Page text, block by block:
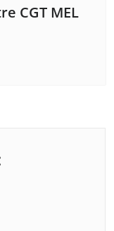
CGT MEL